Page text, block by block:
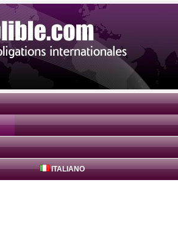
ITALIANO
0% ( PTPBTDGE0046